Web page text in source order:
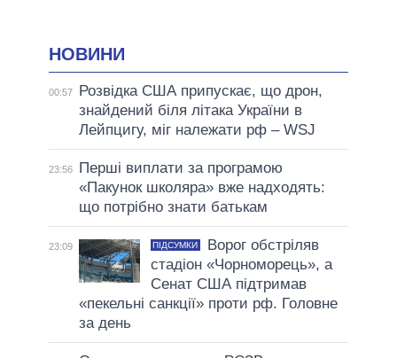
НОВИНИ
00:57
Розвідка США припускає, що дрон,
знайдений біля літака України в
Лейпцигу, міг належати рф – WSJ
23:56
Перші виплати за програмою
«Пакунок школяра» вже надходять:
що потрібно знати батькам
23:09 ПІДСУМКИ
Ворог обстріляв
стадіон «Чорноморець», а
Сенат США підтримав
«пекельні санкції» проти рф. Головне
за день